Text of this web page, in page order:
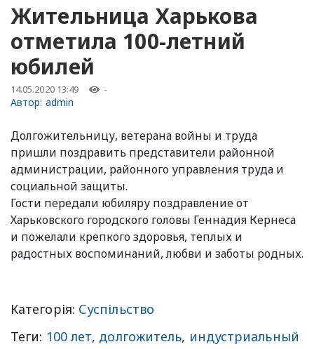
Жительница Харькова
отметила 100-летний
юбилей
14.05.2020 13:49 -
Автор: admin
Долгожительницу, ветерана войны и труда
пришли поздравить представители районной
администрации, районного управления труда и
социальной защиты.
Гости передали юбиляру поздравление от
Харьковского городского головы Геннадия Кернеса
и пожелали крепкого здоровья, теплых и
радостных воспоминаний, любви и заботы родных.
Категорія: Суспільство
Теги: 100 лет, долгожитель, индустриальный